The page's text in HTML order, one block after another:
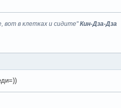
вот в клетках и сидите"Кин-Дза-Дза